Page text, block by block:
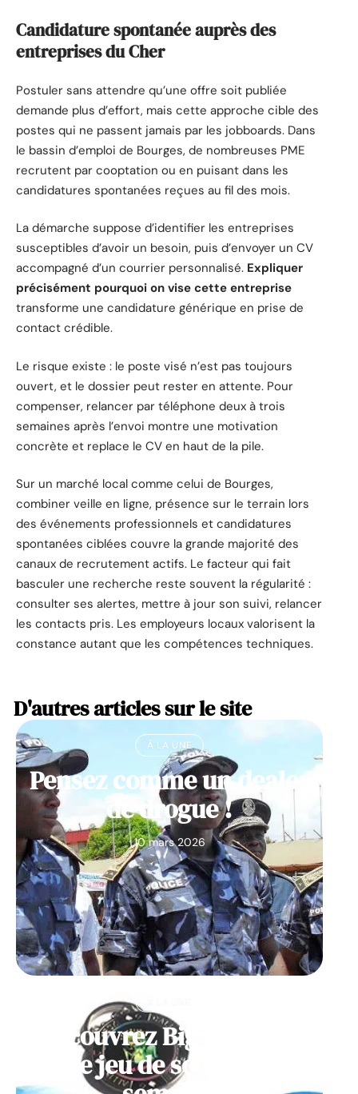
Candidature spontanée auprès des
entreprises du Cher
Postuler sans attendre qu’une offre soit publiée
demande plus d’effort, mais cette approche cible des
postes qui ne passent jamais par les jobboards. Dans
le bassin d’emploi de Bourges, de nombreuses PME
recrutent par cooptation ou en puisant dans les
candidatures spontanées reçues au fil des mois.
La démarche suppose d’identifier les entreprises
susceptibles d’avoir un besoin, puis d’envoyer un CV
accompagné d’un courrier personnalisé. Expliquer
précisément pourquoi on vise cette entreprise
transforme une candidature générique en prise de
contact crédible.
Le risque existe : le poste visé n’est pas toujours
ouvert, et le dossier peut rester en attente. Pour
compenser, relancer par téléphone deux à trois
semaines après l’envoi montre une motivation
concrète et replace le CV en haut de la pile.
Sur un marché local comme celui de Bourges,
combiner veille en ligne, présence sur le terrain lors
des événements professionnels et candidatures
spontanées ciblées couvre la grande majorité des
canaux de recrutement actifs. Le facteur qui fait
basculer une recherche reste souvent la régularité :
consulter ses alertes, mettre à jour son suivi, relancer
les contacts pris. Les employeurs locaux valorisent la
constance autant que les compétences techniques.
D'autres articles sur le site
À LA UNE
Pensez comme un dealer
de drogue !
10 mars 2026
Découvrez Big Monster,
notre jeu de société de la